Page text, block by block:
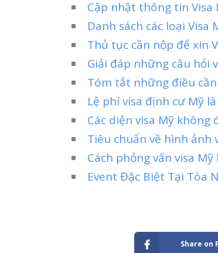
Cập nhật thông tin Visa
Danh sách các loại
Thủ tục cần nộp để xin
Giải đáp những câu hỏi
Tóm tắt những điều cần
Lệ phí visa định cư Mỹ
Các diện visa Mỹ
Tiêu chuẩn về hình ảnh
Cách phỏng vấn visa
Event Đặc Biệt Tại Tòa
Share on